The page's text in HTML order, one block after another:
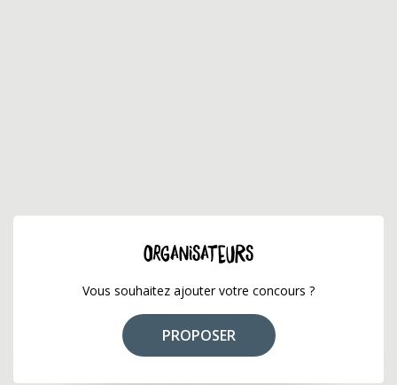
ORGANISATEURS
Vous souhaitez ajouter votre concours ?
PROPOSER